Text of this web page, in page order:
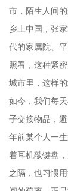
市，陌生人间
乡土中国，张
代的家属院、
照看，这种紧
城市里，这样
如今，我们每
子交接物品，
年前某个人一
着耳机敲键盘
之隔，也习惯